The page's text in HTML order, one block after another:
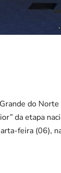
do Norte
da etapa
feira (06),